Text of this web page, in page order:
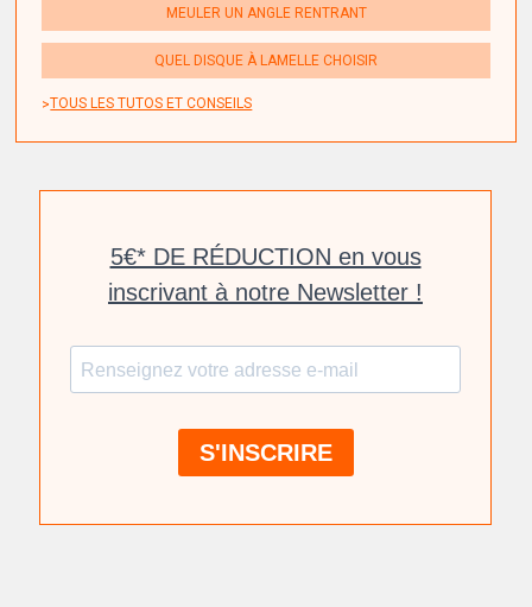
MEULER UN ANGLE RENTRANT
QUEL DISQUE À LAMELLE CHOISIR
TOUS LES TUTOS ET CONSEILS